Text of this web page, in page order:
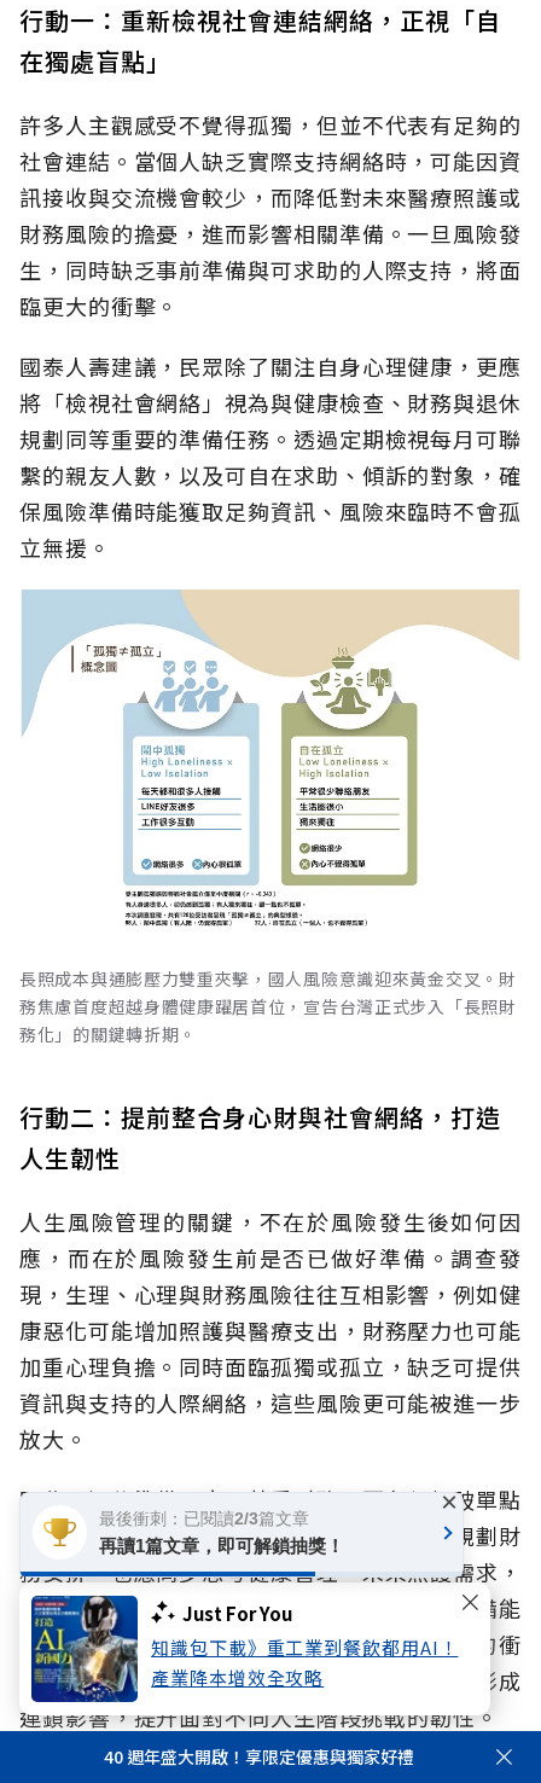
Just For You
知識包下載》重工業到餐飲都用AI！
產業降本增效全攻略
行動一：重新檢視社會連結網絡，正視「自
在獨處盲點」
許多人主觀感受不覺得孤獨，但並不代表有足夠的
社會連結。當個人缺乏實際支持網絡時，可能因資
訊接收與交流機會較少，而降低對未來醫療照護或
財務風險的擔憂，進而影響相關準備。一旦風險發
生，同時缺乏事前準備與可求助的人際支持，將面
臨更大的衝擊。
國泰人壽建議，民眾除了關注自身心理健康，更應
將「檢視社會網絡」視為與健康檢查、財務與退休
規劃同等重要的準備任務。透過定期檢視每月可聯
繫的親友人數，以及可自在求助、傾訴的對象，確
保風險準備時能獲取足夠資訊、風險來臨時不會孤
立無援。
長照成本與通膨壓力雙重夾擊，國人風險意識迎來黃金交叉。財
務焦慮首度超越身體健康躍居首位，宣告台灣正式步入「長照財
務化」的關鍵轉折期。
行動二：提前整合身心財與社會網絡，打造
人生韌性
人生風險管理的關鍵，不在於風險發生後如何因
應，而在於風險發生前是否已做好準備。調查發
現，生理、心理與財務風險往往互相影響，例如健
康惡化可能增加照護與醫療支出，財務壓力也可能
加重心理負擔。同時面臨孤獨或孤立，缺乏可提供
資訊與支持的人際網絡，這些風險更可能被進一步
放大。
因此，退休準備不應只著重財務，更必須打破單點
防禦，而應提早啟動全方位規劃，除了持續規劃財
務安排，也應同步思考健康管理、未來照護需求，
以及可提供支持的社會網絡。當不同面向的準備能
及早展開，不僅有助於降低風險對生活造成的衝
擊，更能避免健康、生活與財務因缺乏支持而形成
連鎖影響，提升面對不同人生階段挑戰的韌性。
40 週年盛大開啟！享限定優惠與獨家好禮
最後衝刺：已閱讀2/3篇文章
再讀1篇文章，即可解鎖抽獎！
×